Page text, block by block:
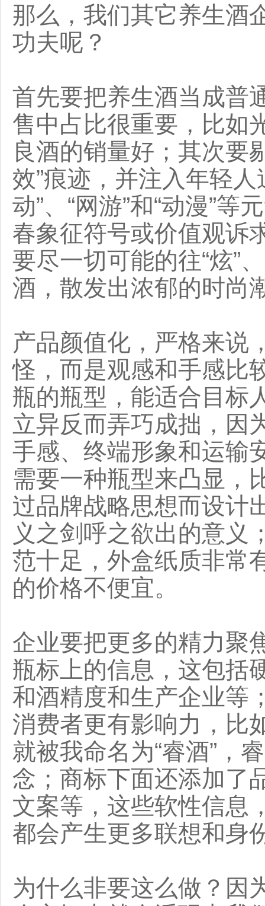
那么，我们其它养生酒
功夫呢？
首先要把养生酒当成普
售中占比很重要，比如
良酒的销量好；其次要
效”痕迹，并注入年轻人
动”、“网游”和“动漫”
春象征符号或价值观诉
要尽一切可能的往“炫”
酒，散发出浓郁的时尚
产品颜值化，严格来说
怪，而是观感和手感比
瓶的瓶型，能适合目标
立异反而弄巧成拙，因
手感、终端形象和运输
需要一种瓶型来凸显，
过品牌战略思想而设计
义之剑呼之欲出的意义
范十足，外盒纸质非常
的价格不便宜。
企业要把更多的精力聚
瓶标上的信息，这包括
和酒精度和生产企业等
消费者更有影响力，比
就被我命名为“睿酒”，
念；商标下面还添加了
文案等，这些软性信息
都会产生更多联想和身
为什么非要这么做？因